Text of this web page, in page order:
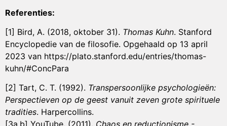
Referenties:
[1] Bird, A. (2018, oktober 31). Thomas Kuhn. Stanford
Encyclopedie van de filosofie. Opgehaald op 13 april
2023 van https://plato.stanford.edu/entries/thomas-
kuhn/#ConcPara
[2] Tart, C. T. (1992). Transpersoonlijke psychologieën:
Perspectieven op de geest vanuit zeven grote spirituele
tradities. Harpercollins.